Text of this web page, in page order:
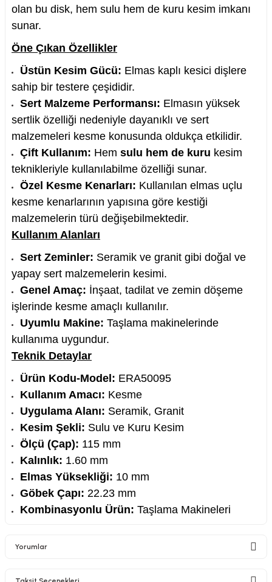
Ucu
olan bu disk, hem sulu hem de kuru kesim imkanı
sunar.
Öne Çıkan Özellikler
Üstün Kesim Gücü: Elmas kaplı kesici dişlere
sahip bir testere çeşididir.
Sert Malzeme Performansı: Elmasın yüksek
sertlik özelliği nedeniyle dayanıklı ve sert
malzemeleri kesme konusunda oldukça etkilidir.
Çift Kullanım: Hemsulu hem de kuru kesim
teknikleriyle kullanılabilme özelliği sunar.
Özel Kesme Kenarları: Kullanılan elmas uçlu
kesme kenarlarının yapısına göre kestiği
malzemelerin türü değişebilmektedir.
Kullanım Alanları
Sert Zeminler: Seramik ve granit gibi doğal ve
yapay sert malzemelerin kesimi.
Genel Amaç: İnşaat, tadilat ve zemin döşeme
işlerinde kesme amaçlı kullanılır.
Uyumlu Makine: Taşlama makinelerinde
kullanıma uygundur.
Teknik Detaylar
Ürün Kodu-Model: ERA50095
Kullanım Amacı: Kesme
Uygulama Alanı: Seramik, Granit
Kesim Şekli: Sulu ve Kuru Kesim
Ölçü (Çap): 115 mm
Kalınlık: 1.60 mm
Elmas Yüksekliği: 10 mm
Göbek Çapı: 22.23 mm
Kombinasyonlu Ürün: Taşlama Makineleri
Yorumlar